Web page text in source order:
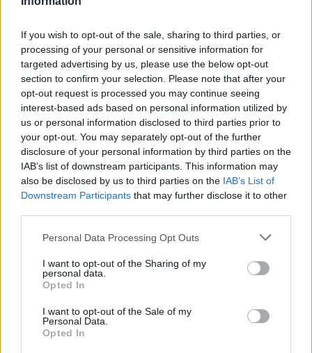
If you wish to opt-out of the sale, sharing to third parties, or
processing of your personal or sensitive information for
targeted advertising by us, please use the below opt-out
section to confirm your selection. Please note that after your
opt-out request is processed you may continue seeing
interest-based ads based on personal information utilized by
us or personal information disclosed to third parties prior to
your opt-out. You may separately opt-out of the further
disclosure of your personal information by third parties on the
IAB’s list of downstream participants. This information may
also be disclosed by us to third parties on the IAB’s List of
Downstream Participants that may further disclose it to other
Please note that this website/app uses one or more Google
not limited to your visit or usage behaviour. You may click to
grant or deny consent to Google and its third-party tags to
use your data for below specified purposes in below Google
consent section.
Personal Data Processing Opt Outs
I want to opt-out of the Sharing of my
personal data.
Opted In
I want to opt-out of the Sale of my
Personal Data.
Opted In
TEMI: Coronavirus Sardegna
Notizie in tempo reale?
Entra nel canale telegram di
GalluraOggi.it
Inviaci le tue segnalazioni,
i tuoi video e le tue foto
Su WhatsApp al numero +39
345 356 7512
Ricevi le nostre ultime news
daGoogle News